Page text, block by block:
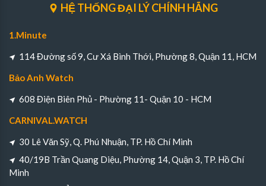
HỆ THỐNG ĐẠI LÝ CHÍNH HÃNG
1.Minute
114 Đường số 9, Cư Xá Bình Thới, Phường 8, Quận 11, HCM
Bảo Anh Watch
608 Điện Biên Phủ - Phường 11- Quận 10 - HCM
CARNIVAL.WATCH
30 Lê Văn Sỹ, Q. Phú Nhuận, TP. Hồ Chí Minh
40/19B Trần Quang Diệu, Phường 14, Quận 3, TP. Hồ Chí
Minh